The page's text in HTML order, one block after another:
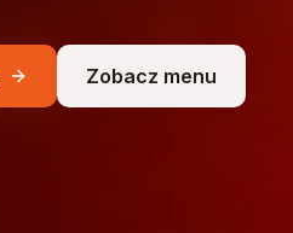
Zobacz menu